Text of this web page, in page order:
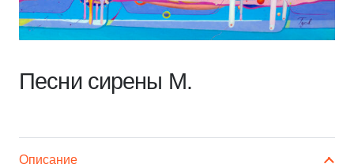
Песни сирены М.
Описание